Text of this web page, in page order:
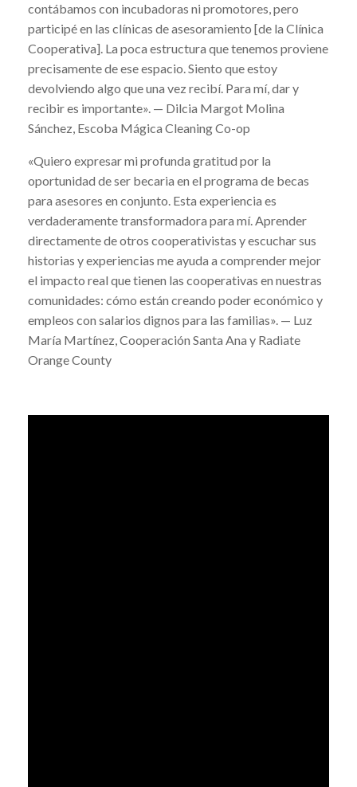
contábamos con incubadoras ni promotores, pero
participé en las clínicas de asesoramiento [de la Clínica
Cooperativa]. La poca estructura que tenemos proviene
precisamente de ese espacio. Siento que estoy
devolviendo algo que una vez recibí. Para mí, dar y
recibir es importante». — Dilcia Margot Molina
Sánchez, Escoba Mágica Cleaning Co-op
«Quiero expresar mi profunda gratitud por la
oportunidad de ser becaria en el programa de becas
para asesores en conjunto. Esta experiencia es
verdaderamente transformadora para mí. Aprender
directamente de otros cooperativistas y escuchar sus
historias y experiencias me ayuda a comprender mejor
el impacto real que tienen las cooperativas en nuestras
comunidades: cómo están creando poder económico y
empleos con salarios dignos para las familias». — Luz
María Martínez, Cooperación Santa Ana y Radiate
Orange County